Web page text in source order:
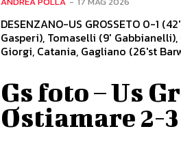
DESENZANO-US GROSSETO 0-1
Gasperi), Tomaselli (9'
Giorgi, Catania, Gagliano (26'st
Gs foto – Us
Ostiamare 2-3